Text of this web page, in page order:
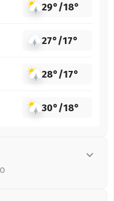
29°/18°
27°/17°
28°/17°
30°/18°